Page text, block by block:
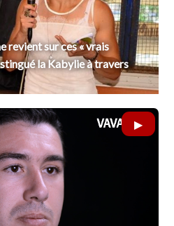
revient sur ces « vrais
la Kabylie à travers